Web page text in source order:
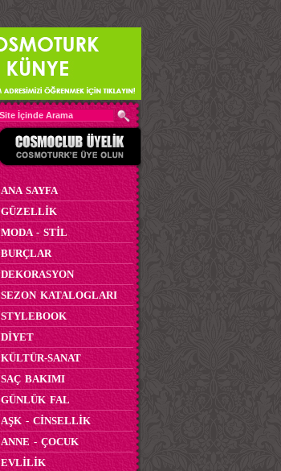
ANA SAYFA
GÜZELLİK
MODA - STİL
BURÇLAR
DEKORASYON
SEZON KATALOGLARI
STYLEBOOK
DİYET
KÜLTÜR-SANAT
SAÇ BAKIMI
GÜNLÜK FAL
AŞK - CİNSELLİK
ANNE - ÇOCUK
EVLİLİK